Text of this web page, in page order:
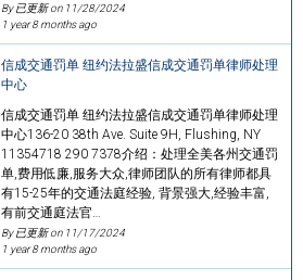
By 已更新 on 11/28/2024
1 year 8 months ago
信成交通罚单 纽约法拉盛信成交通罚单律师处理
中心
信成交通罚单 纽约法拉盛信成交通罚单律师处理
中心136-20 38th Ave. Suite 9H, Flushing, NY
11354718 290 7378介绍：处理全美各州交通罚
单,费用低廉,服务大众,律师团队的所有律师都具
有15-25年的交通法庭经验, 背景强大,经验丰富,
有前交通庭法官…
By 已更新 on 11/17/2024
1 year 8 months ago